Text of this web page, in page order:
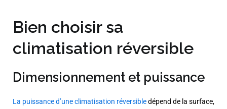
Bien choisir sa
climatisation réversible
Dimensionnement et puissance
La puissance d’une climatisation réversibledépend de la surface,